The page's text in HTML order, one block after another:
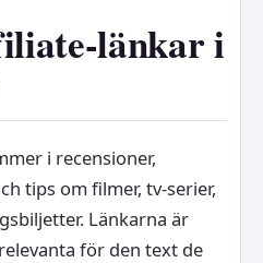
länkar i
i recensioner,
tips om filmer, tv-serier,
Länkarna är
för den text de